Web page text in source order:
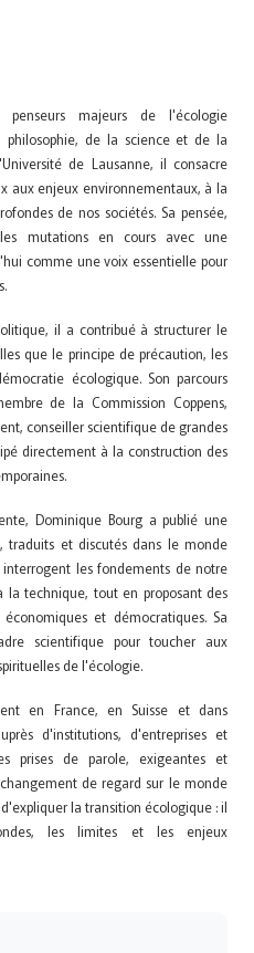
majeurs de l'écologie
de la science et de la
de Lausanne, il consacre
aux enjeux environnementaux, à la
de nos sociétés. Sa pensée,
mutations en cours avec une
comme une voix essentielle pour
il a contribué à structurer le
que le principe de précaution, les
écologique. Son parcours
de la Commission Coppens,
conseiller scientifique de grandes
directement à la construction des
Dominique Bourg a publié une
traduits et discutés dans le monde
les fondements de notre
technique, tout en proposant des
et démocratiques. Sa
scientifique pour toucher aux
de l'écologie.
en France, en Suisse et dans
d'institutions, d'entreprises et
prises de parole, exigeantes et
de regard sur le monde
la transition écologique : il
les limites et les enjeux